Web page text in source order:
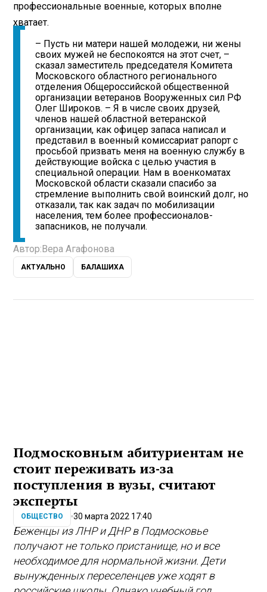
профессиональные военные, которых вполне
хватает.
– Пусть ни матери нашей молодежи, ни жены
своих мужей не беспокоятся на этот счет, –
сказал заместитель председателя Комитета
Московского областного регионального
отделения Общероссийской общественной
организации ветеранов Вооруженных сил РФ
Олег Широков. – Я в числе своих друзей,
членов нашей областной ветеранской
организации, как офицер запаса написал и
представил в военный комиссариат рапорт с
просьбой призвать меня на военную службу в
действующие войска с целью участия в
специальной операции. Нам в военкоматах
Московской области сказали спасибо за
стремление выполнить свой воинский долг, но
отказали, так как задач по мобилизации
населения, тем более профессионалов-
запасников, не получали.
Автор: Вера Агафонова
АКТУАЛЬНО БАЛАШИХА
Подмосковным абитуриентам не
стоит переживать из-за
поступления в вузы, считают
эксперты
ОБЩЕСТВО 30 марта 2022 17:40
Беженцы из ЛНР и ДНР в Подмосковье
получают не только пристанище, но и все
необходимое для нормальной жизни. Дети
вынужденных переселенцев уже ходят в